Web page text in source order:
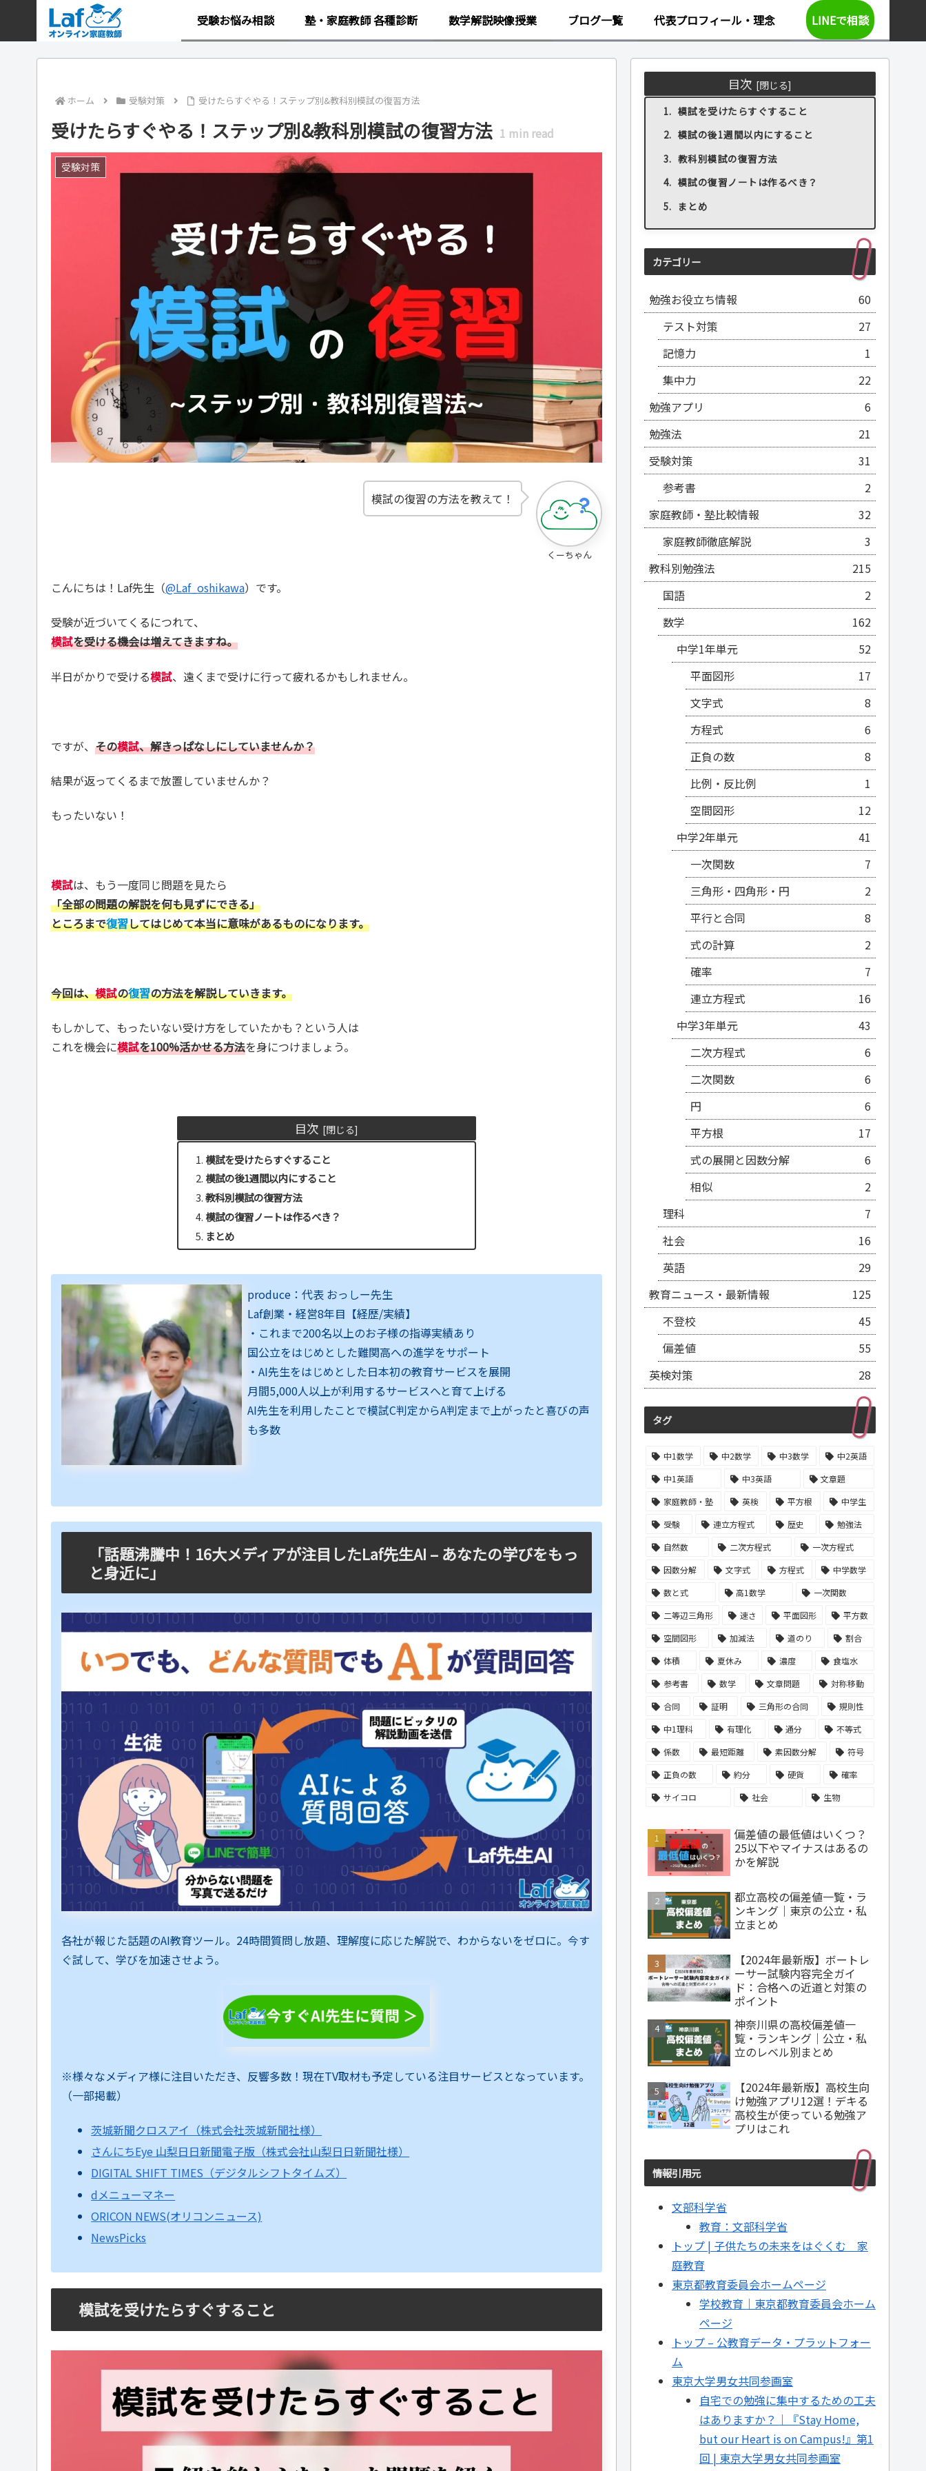
受験お悩み相談 塾・家庭教師 各種診断 数学解説映像授業 ブログ一覧 代表プロフィール・理念 LINEで相談
ホーム 受験対策 受けたらすぐやる！ステップ別&教科別模試の復習方法
受けたらすぐやる！ステップ別&教科別模試の復習方法 1 min read
受験対策
くーちゃん
模試の復習の方法を教えて！
こんにちは！Laf先生（@Laf_oshikawa）です。
受験が近づいてくるにつれて、
模試を受ける機会は増えてきますね。
半日がかりで受ける模試、遠くまで受けに行って疲れるかもしれません。
ですが、 その模試、解きっぱなしにしていませんか？
結果が返ってくるまで放置していませんか？
もったいない！
模試は、もう一度同じ問題を見たら
「全部の問題の解説を何も見ずにできる」
ところまで復習してはじめて本当に意味があるものになります。
今回は、模試の復習の方法を解説していきます。
もしかして、もったいない受け方をしていたかも？という人は
これを機会に模試を100%活かせる方法を身につけましょう。
目次
模試を受けたらすぐすること
模試の後1週間以内にすること
教科別模試の復習方法
模試の復習ノートは作るべき？
まとめ
produce：代表 おっしー先生
Laf創業・経営8年目【経歴/実績】
・これまで200名以上のお子様の指導実績あり
国公立をはじめとした難関高への進学をサポート
・AI先生をはじめとした日本初の教育サービスを展開
月間5,000人以上が利用するサービスへと育て上げる
AI先生を利用したことで模試C判定からA判定まで上がったと喜びの声
も多数
「話題沸騰中！16大メディアが注目したLaf先生AI – あなたの学びをもっ
と身近に」
各社が報じた話題のAI教育ツール。24時間質問し放題、理解度に応じた解説で、わからないをゼロに。今す
ぐ試して、学びを加速させよう。
※様々なメディア様に注目いただき、反響多数！現在TV取材も予定している注目サービスとなっています。
（一部掲載）
茨城新聞クロスアイ（株式会社茨城新聞社様）
さんにちEye 山梨日日新聞電子版（株式会社山梨日日新聞社様）
DIGITAL SHIFT TIMES（デジタルシフトタイムズ）
dメニューマネー
ORICON NEWS(オリコンニュース)
NewsPicks
模試を受けたらすぐすること
目次
模試を受けたらすぐすること
模試の後1週間以内にすること
教科別模試の復習方法
模試の復習ノートは作るべき？
まとめ
カテゴリー
勉強お役立ち情報
60
テスト対策
27
記憶力
1
集中力
22
勉強アプリ
6
勉強法
21
受験対策
31
参考書
2
家庭教師・塾比較情報
32
家庭教師徹底解説
3
教科別勉強法
215
国語
2
数学
162
中学1年単元
52
平面図形
17
文字式
8
方程式
6
正負の数
8
比例・反比例
1
空間図形
12
中学2年単元
41
一次関数
7
三角形・四角形・円
2
平行と合同
8
式の計算
2
確率
7
連立方程式
16
中学3年単元
43
二次方程式
6
二次関数
6
円
6
平方根
17
式の展開と因数分解
6
相似
2
理科
7
社会
16
英語
29
教育ニュース・最新情報
125
不登校
45
偏差値
55
英検対策
28
タグ
中1数学 中2数学 中3数学
中2英語
中1英語
中3英語
文章題
家庭教師・塾
英検 平方根
中学生
受験
連立方程式 歴史
勉強法
自然数
二次方程式
一次方程式
因数分解
文字式 方程式
中学数学
数と式
高1数学
一次関数
二等辺三角形
速さ 平面図形
平方数
空間図形
加減法 道のり
割合
体積
夏休み 濃度
食塩水
参考書
数学 文章問題
対称移動
合同
証明 三角形の合同
規則性
中1理科
有理化 通分
不等式
係数
最短距離 素因数分解
符号
正負の数
約分 硬貨
確率
サイコロ
社会 生物
偏差値の最低値はいくつ？
25以下やマイナスはあるの
かを解説
都立高校の偏差値一覧・ラ
ンキング｜東京の公立・私
立まとめ
【2024年最新版】ボートレ
ーサー試験内容完全ガイ
ド：合格への近道と対策の
ポイント
神奈川県の高校偏差値一
覧・ランキング｜公立・私
立のレベル別まとめ
【2024年最新版】高校生向
け勉強アプリ12選！デキる
高校生が使っている勉強ア
プリはこれ
情報引用元
文部科学省
教育：文部科学省
トップ | 子供たちの未来をはぐくむ 家
庭教育
東京都教育委員会ホームページ
学校教育｜東京都教育委員会ホーム
ページ
トップ – 公教育データ・プラットフォー
ム
東京大学男女共同参画室
自宅での勉強に集中するための工夫
はありますか？｜『Stay Home,
but our Heart is on Campus!』第1
回 | 東京大学男女共同参画室